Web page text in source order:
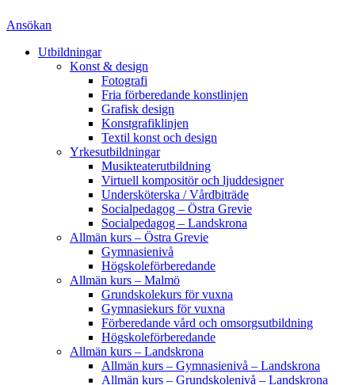
Ansökan
Utbildningar
Konst & design
Fotografi
Fria förberedande konstlinjen
Grafisk design
Konstgrafiklinjen
Textil konst och design
Yrkesutbildningar
Musikteaterutbildning
Virtuell kompositör och ljuddesigner
Undersköterska / Vårdbiträde
Socialpedagog – Östra Grevie
Socialpedagog – Landskrona
Allmän kurs – Östra Grevie
Gymnasienivå
Högskoleförberedande
Allmän kurs – Malmö
Grundskolekurs för vuxna
Gymnasiekurs för vuxna
Förberedande vård och omsorgsutbildning
Högskoleförberedande
Allmän kurs – Landskrona
Allmän kurs – Gymnasienivå – Landskrona
Allmän kurs – Grundskolenivå – Landskrona